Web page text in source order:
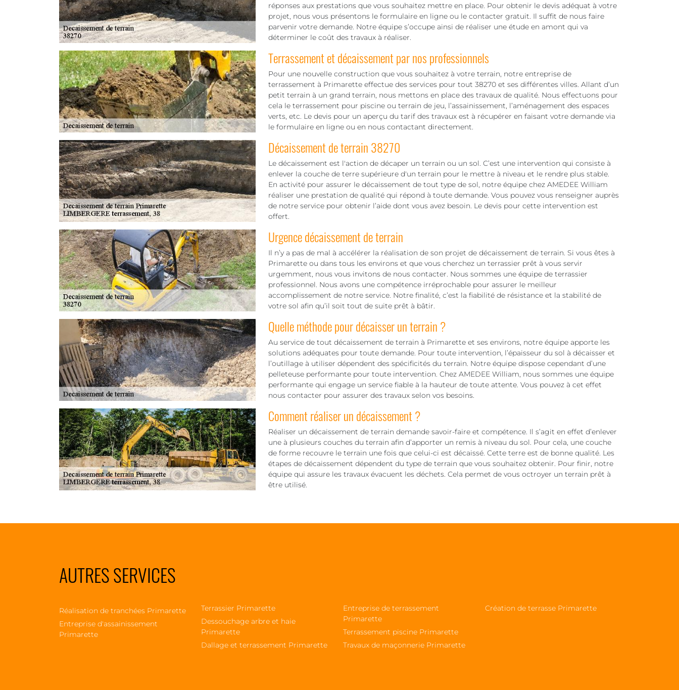
réponses aux prestations que vous souhaitez mettre en place. Pour obtenir le devis adéquat à votre
projet, nous vous présentons le formulaire en ligne ou le contacter gratuit. Il suffit de nous faire
parvenir votre demande. Notre équipe s’occupe ainsi de réaliser une étude en amont qui va
déterminer le coût des travaux à réaliser.
Terrassement et décaissement par nos professionnels
Pour une nouvelle construction que vous souhaitez à votre terrain, notre entreprise de
terrassement à Primarette effectue des services pour tout 38270 et ses différentes villes. Allant d’un
petit terrain à un grand terrain, nous mettons en place des travaux de qualité. Nous effectuons pour
cela le terrassement pour piscine ou terrain de jeu, l’assainissement, l’aménagement des espaces
verts, etc. Le devis pour un aperçu du tarif des travaux est à récupérer en faisant votre demande via
le formulaire en ligne ou en nous contactant directement.
Décaissement de terrain 38270
Le décaissement est l'action de décaper un terrain ou un sol. C’est une intervention qui consiste à
enlever la couche de terre supérieure d'un terrain pour le mettre à niveau et le rendre plus stable.
En activité pour assurer le décaissement de tout type de sol, notre équipe chez AMEDEE William
réaliser une prestation de qualité qui répond à toute demande. Vous pouvez vous renseigner auprès
de notre service pour obtenir l’aide dont vous avez besoin. Le devis pour cette intervention est
offert.
Urgence décaissement de terrain
Il n’y a pas de mal à accélérer la réalisation de son projet de décaissement de terrain. Si vous êtes à
Primarette ou dans tous les environs et que vous cherchez un terrassier prêt à vous servir
urgemment, nous vous invitons de nous contacter. Nous sommes une équipe de terrassier
professionnel. Nous avons une compétence irréprochable pour assurer le meilleur
accomplissement de notre service. Notre finalité, c’est la fiabilité de résistance et la stabilité de
votre sol afin qu’il soit tout de suite prêt à bâtir.
Quelle méthode pour décaisser un terrain ?
Au service de tout décaissement de terrain à Primarette et ses environs, notre équipe apporte les
solutions adéquates pour toute demande. Pour toute intervention, l’épaisseur du sol à décaisser et
l’outillage à utiliser dépendent des spécificités du terrain. Notre équipe dispose cependant d’une
pelleteuse performante pour toute intervention. Chez AMEDEE William, nous sommes une équipe
performante qui engage un service fiable à la hauteur de toute attente. Vous pouvez à cet effet
nous contacter pour assurer des travaux selon vos besoins.
Comment réaliser un décaissement ?
Réaliser un décaissement de terrain demande savoir-faire et compétence. Il s’agit en effet d’enlever
une à plusieurs couches du terrain afin d’apporter un remis à niveau du sol. Pour cela, une couche
de forme recouvre le terrain une fois que celui-ci est décaissé. Cette terre est de bonne qualité. Les
étapes de décaissement dépendent du type de terrain que vous souhaitez obtenir. Pour finir, notre
équipe qui assure les travaux évacuent les déchets. Cela permet de vous octroyer un terrain prêt à
être utilisé.
AUTRES SERVICES
Réalisation de tranchées Primarette
Entreprise d'assainissement
Primarette
Terrassier Primarette
Dessouchage arbre et haie
Primarette
Dallage et terrassement Primarette
Entreprise de terrassement
Primarette
Terrassement piscine Primarette
Travaux de maçonnerie Primarette
Création de terrasse Primarette